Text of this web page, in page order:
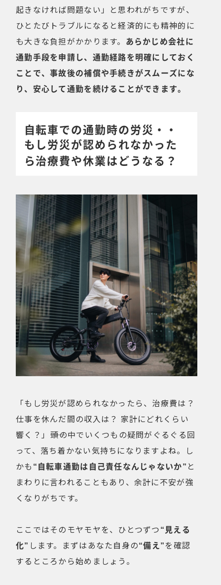
起きなければ問題ない」と思われがちですが、
ひとたびトラブルになると経済的にも精神的に
も大きな負担がかかります。 あらかじめ会社に
通勤手段を申請し、通勤経路を明確にしておく
ことで、事故後の補償や手続きがスムーズにな
り、安心して通勤を続けることができます。
自転車での通勤時の労災・・
もし労災が認められなかった
ら治療費や休業はどうなる？
「もし労災が認められなかったら、治療費は？
仕事を休んだ間の収入は？ 家計にどれくらい
響く？」――頭の中でいくつもの疑問がぐるぐる回
って、落ち着かない気持ちになりますよね。し
かも “自転車通勤は自己責任なんじゃないか” と
まわりに言われることもあり、余計に不安が強
くなりがちです。
ここではそのモヤモヤを、ひとつずつ“見える
化” します。まずはあなた自身の“備え”を確認
するところから始めましょう。